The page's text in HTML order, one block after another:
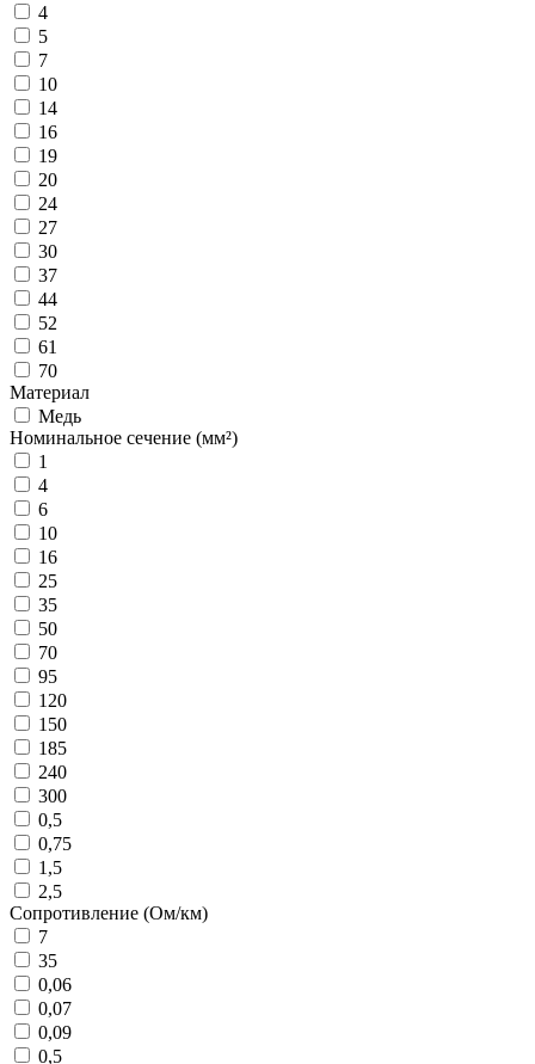
4
5
7
10
14
16
19
20
24
27
30
37
44
52
61
70
Материал
Медь
Номинальное сечение (мм²)
1
4
6
10
16
25
35
50
70
95
120
150
185
240
300
0,5
0,75
1,5
2,5
Сопротивление (Ом/км)
7
35
0,06
0,07
0,09
0,5